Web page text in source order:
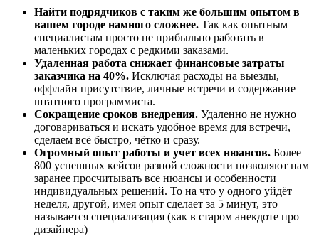
Найти подрядчиков с таким же большим опытом в
вашем городе намного сложнее. Так как опытным
специалистам просто не прибыльно работать в
маленьких городах с редкими заказами.
Удаленная работа снижает финансовые затраты
заказчика на 40%. Исключая расходы на выезды,
оффлайн присутствие, личные встречи и содержание
штатного программиста.
Сокращение сроков внедрения. Удаленно не нужно
договариваться и искать удобное время для встречи,
сделаем всё быстро, чётко и сразу.
Огромный опыт работы и учет всех нюансов. Более
800 успешных кейсов разной сложности позволяют нам
заранее просчитывать все нюансы и особенности
индивидуальных решений. То на что у одного уйдёт
неделя, другой, имея опыт сделает за 5 минут, это
называется специализация (как в старом анекдоте про
дизайнера)